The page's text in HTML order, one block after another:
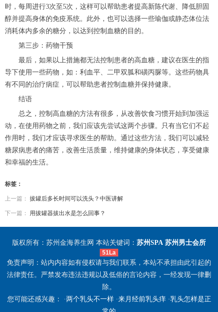
时，每周进行3次至5次，这样可以帮助患者提高新陈代谢、降低胆固
醇并提高身体的免疫系统。此外，也可以选择一些瑜伽或静态体位法
消耗体内多余的糖分，以达到控制血糖的目的。
第三步：药物干预
最后，如果以上措施都无法控制患者的高血糖，建议在医生的指
导下使用一些药物，如：利血平、二甲双胍和磺丙脲等。这些药物具
有不同的治疗病症，可以帮助患者控制血糖并保持健康。
结语
总之，控制高血糖的方法有很多，从改善饮食习惯开始到加强运
动，在使用药物之前，我们应该先尝试这两个步骤。只有当它们不起
作用时，我们才应该寻求医生的帮助。通过这些方法，我们可以减轻
糖尿病患者的痛苦，改善生活质量，维持健康的身体状态，享受健康
和幸福的生活。
标签：
上一篇： 拔罐后多长时间可以洗头？中医讲解
下一篇： 用拔罐器拔出水是怎么回事？
版权所有：苏州金海养生网 本站关键词： 苏州SPA 苏州男士会所
51La
免责声明：站内内容如有侵权请与我们联系，本站不承担由此引起的
法律责任。严禁发布违法违规以及低俗的言论内容，一经发现一律删
除。
您可能还感兴趣： · 两个乳头不一样·来月经前乳头痒·乳头怎样是正